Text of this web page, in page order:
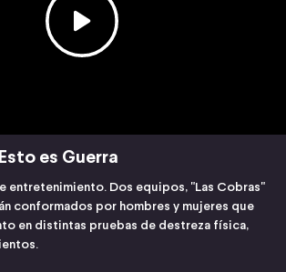
Esto es Guerra
entretenimiento. Dos equipos, "Las Cobras"
conformados por hombres y mujeres que
en distintas pruebas de destreza física,